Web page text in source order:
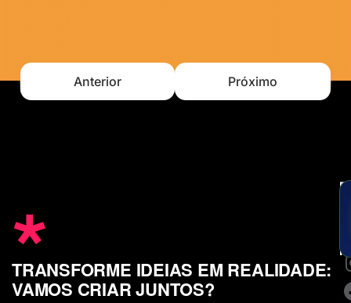
Anterior Próximo
*
TRANSFORME IDEIAS EM REALIDADE:
VAMOS CRIAR JUNTOS?